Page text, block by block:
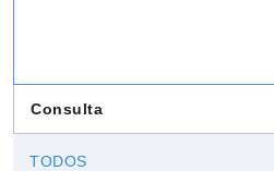
Consulta
TODOS